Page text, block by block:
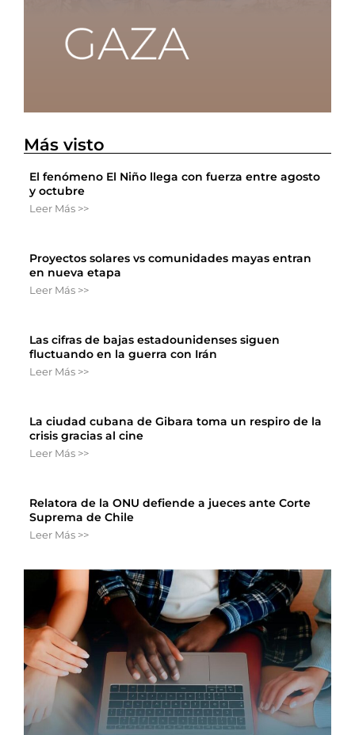
Más visto
El fenómeno El Niño llega con fuerza entre agosto
y octubre
Leer Más >>
Proyectos solares vs comunidades mayas entran
en nueva etapa
Leer Más >>
Las cifras de bajas estadounidenses siguen
fluctuando en la guerra con Irán
Leer Más >>
La ciudad cubana de Gibara toma un respiro de la
crisis gracias al cine
Leer Más >>
Relatora de la ONU defiende a jueces ante Corte
Suprema de Chile
Leer Más >>